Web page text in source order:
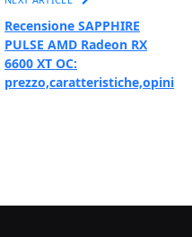
Recensione SAPPHIRE
PULSE AMD Radeon RX
6600 XT OC: